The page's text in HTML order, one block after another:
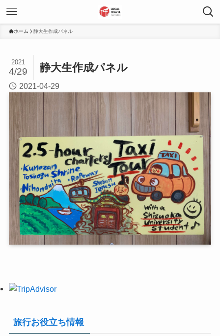
ホーム 静大生作成パネル
静大生作成パネル
2021
4/29
2021-04-29
旅行お役立ち情報